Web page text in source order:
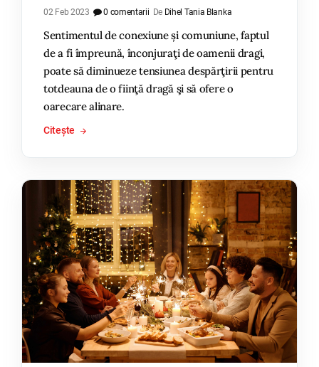
02 Feb 2023 0 comentarii De Dihel Tania Blanka
Sentimentul de conexiune și comuniune, faptul
de a fi împreună, înconjuraţi de oamenii dragi,
poate să diminueze tensiunea despărţirii pentru
totdeauna de o fiinţă dragă şi să ofere o
oarecare alinare.
Citește